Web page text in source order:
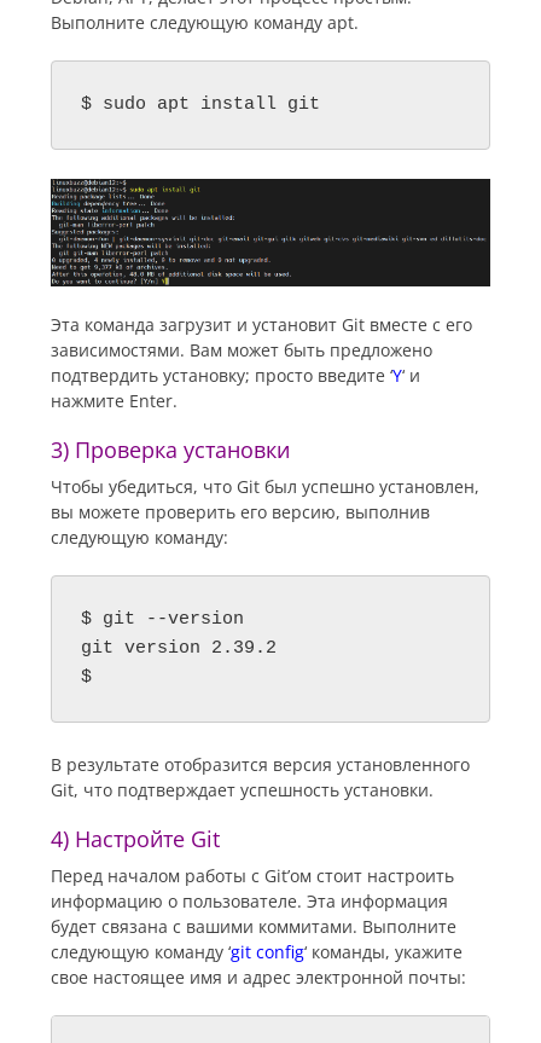
Выполните следующую команду apt.
$ sudo apt install git
Эта команда загрузит и установит Git вместе с его
зависимостями. Вам может быть предложено
подтвердить установку; просто введите ‘Y‘ и
нажмите Enter.
3) Проверка установки
Чтобы убедиться, что Git был успешно установлен,
вы можете проверить его версию, выполнив
следующую команду:
$ git --version
git version 2.39.2
$
В результате отобразится версия установленного
Git, что подтверждает успешность установки.
4) Настройте Git
Перед началом работы с Git’ом стоит настроить
информацию о пользователе. Эта информация
будет связана с вашими коммитами. Выполните
следующую команду ‘git config‘ команды, укажите
свое настоящее имя и адрес электронной почты: